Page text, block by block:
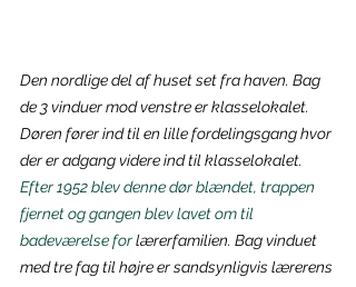
Den nordlige del af huset set fra haven. Bag
de 3 vinduer mod venstre er klasselokalet.
Døren fører ind til en lille fordelingsgang hvor
der er adgang videre ind til klasselokalet.
Efter 1952 blev denne dør blændet, trappen
fjernet og gangen blev lavet om til
badeværelse for lærerfamilien. Bag vinduet
med tre fag til højre er sandsynligvis lærerens